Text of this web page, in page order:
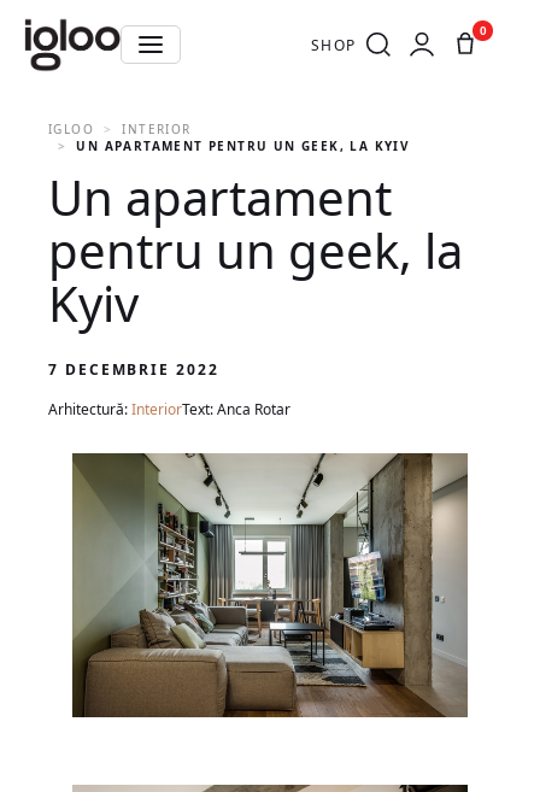
SHOP
0
IGLOO
INTERIOR
UN APARTAMENT PENTRU UN GEEK, LA KYIV
Un apartament
pentru un geek, la
Kyiv
7 DECEMBRIE 2022
Arhitectură:InteriorText: Anca Rotar